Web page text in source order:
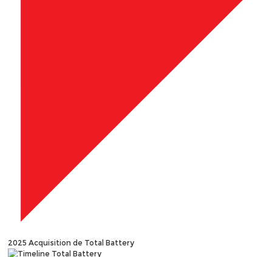
2025Acquisition de Total Battery